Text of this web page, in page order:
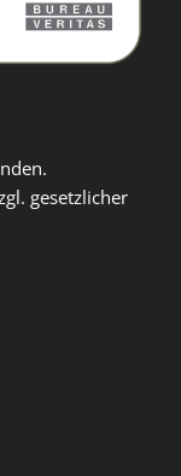
gesetzlicher